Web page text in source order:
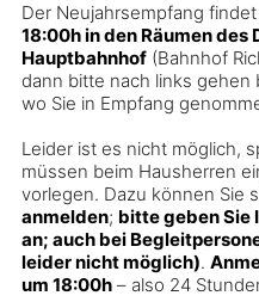
Der Neujahrsempfang findet
18:00h in den Räumen des
Hauptbahnhof (Bahnhof
dann bitte nach links gehen
wo Sie in Empfang
Leider ist es nicht möglich,
müssen beim Hausherren
vorlegen. Dazu können Sie
anmelden; bitte geben Sie
an; auch bei
leider nicht möglich).
um 18:00h – also 24